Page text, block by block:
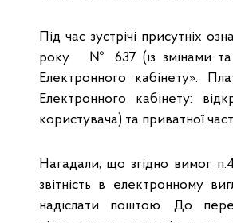
Під час зустрічі присутніх
року № 637 (із змінами та
Електронного кабінету».
Електронного кабінету:
користувача) та приватної
Нагадали, що згідно вимог
звітність в електронному
надіслати поштою. До